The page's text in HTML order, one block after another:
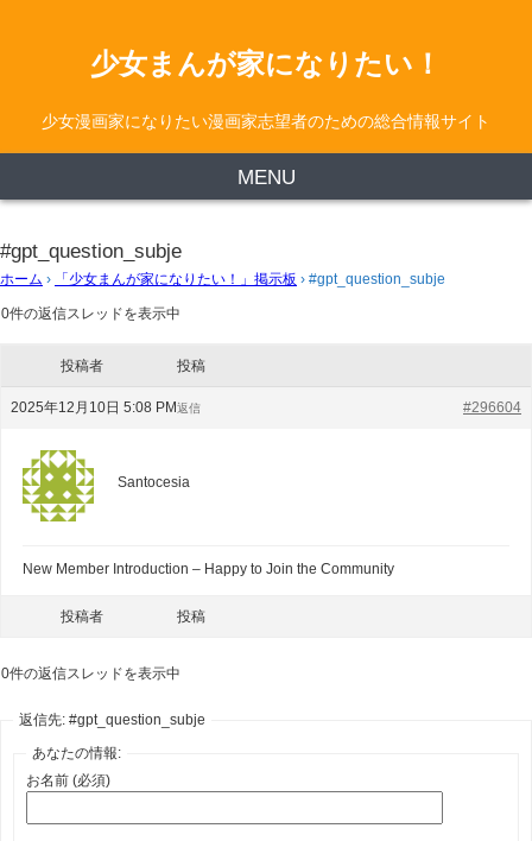
少女まんが家になりたい！
少女漫画家になりたい漫画家志望者のための総合情報サイト
MENU
#gpt_question_subje
ホーム › 「少女まんが家になりたい！」掲示板 › #gpt_question_subje
0件の返信スレッドを表示中
投稿者 投稿
2025年12月10日 5:08 PM #296604
返信
Santocesia
New Member Introduction – Happy to Join the Community
投稿者 投稿
0件の返信スレッドを表示中
返信先: #gpt_question_subje
あなたの情報:
お名前 (必須)